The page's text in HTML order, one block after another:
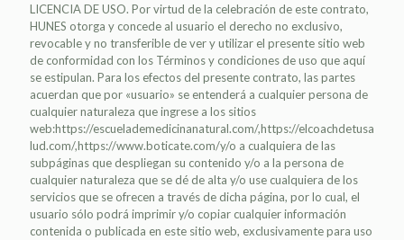
LICENCIA DE USO. Por virtud de la celebración de este contrato,
HUNES otorga y concede al usuario el derecho no exclusivo,
revocable y no transferible de ver y utilizar el presente sitio web
de conformidad con los Términos y condiciones de uso que aquí
se estipulan. Para los efectos del presente contrato, las partes
acuerdan que por «usuario» se entenderá a cualquier persona de
cualquier naturaleza que ingrese a los sitios
web:https://escuelademedicinanatural.com/,https://elcoachdetusa
lud.com/,https://www.boticate.com/y/o a cualquiera de las
subpáginas que despliegan su contenido y/o a la persona de
cualquier naturaleza que se dé de alta y/o use cualquiera de los
servicios que se ofrecen a través de dicha página, por lo cual, el
usuario sólo podrá imprimir y/o copiar cualquier información
contenida o publicada en este sitio web, exclusivamente para uso